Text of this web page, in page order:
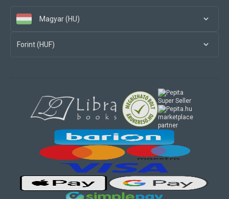
Magyar (HU)
Forint (HUF)
marketplace
partner